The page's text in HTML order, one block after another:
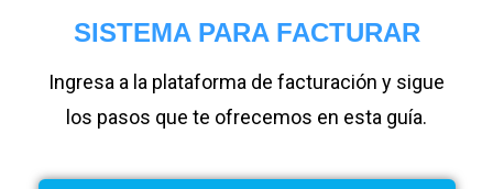
SISTEMA PARA FACTURAR
Ingresa a la plataforma de facturación y sigue
los pasos que te ofrecemos en esta guía.